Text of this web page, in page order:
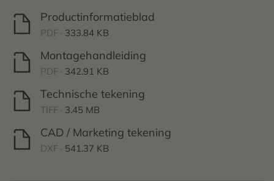
Productinformatieblad
PDF · 333.84 KB
Montagehandleiding
PDF · 342.91 KB
Technische tekening
TIFF · 3.45 MB
CAD / Marketing tekening
DXF · 541.37 KB